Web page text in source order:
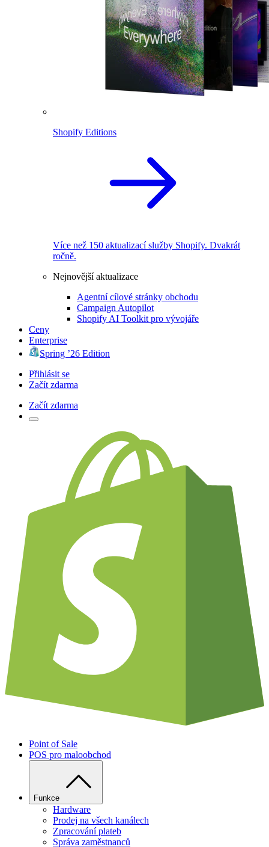
Shopify Editions
Více než 150 aktualizací služby Shopify. Dvakrát
ročně.
Nejnovější aktualizace
Agentní cílové stránky obchodu
Campaign Autopilot
Shopify AI Toolkit pro vývojáře
Ceny
Enterprise
Spring ’26 Edition
Přihlásit se
Začít zdarma
Začít zdarma
Point of Sale
POS pro maloobchod
Funkce
Hardware
Prodej na všech kanálech
Zpracování plateb
Správa zaměstnanců